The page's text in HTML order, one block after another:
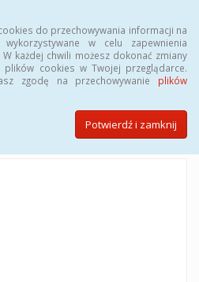
do przechowywania informacji na
w celu zapewnienia
każdej chwili możesz dokonać zmiany
plików cookies w Twojej przeglądarce.
zgodę na przechowywanie plików
Potwierdź i zamknij
PUBLICZNEJ
Miasta Opola